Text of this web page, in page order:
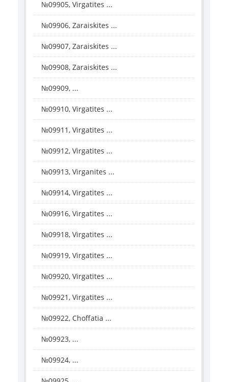
№09905, Virgatites ...
№09906, Zaraiskites ...
№09907, Zaraiskites ...
№09908, Zaraiskites ...
№09909, ...
№09910, Virgatites ...
№09911, Virgatites ...
№09912, Virgatites ...
№09913, Virganites ...
№09914, Virgatites ...
№09916, Virgatites ...
№09918, Virgatites ...
№09919, Virgatites ...
№09920, Virgatites ...
№09921, Virgatites ...
№09922, Choffatia ...
№09923, ...
№09924, ...